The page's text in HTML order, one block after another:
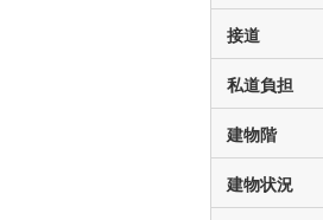
接道
私道負担
建物階
建物状況